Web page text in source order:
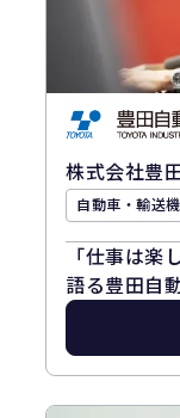
株式会社豊
自動車・輸送
「仕事は楽
語る豊田自